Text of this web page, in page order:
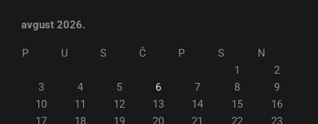
avgust 2026.
P U S Č P S
N
1
2
3
4 5 6 7 8
9
10
11 12 13 14 15
16
17
18 19 20 21 22 23